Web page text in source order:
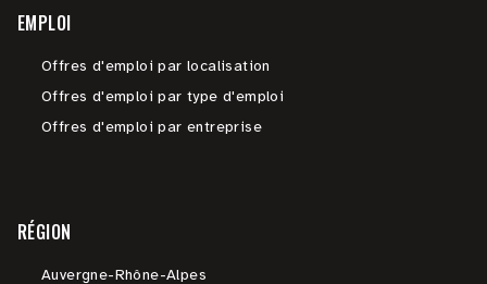
EMPLOI
Offres d'emploi par localisation
Offres d'emploi par type d'emploi
Offres d'emploi par entreprise
RÉGION
Auvergne-Rhône-Alpes